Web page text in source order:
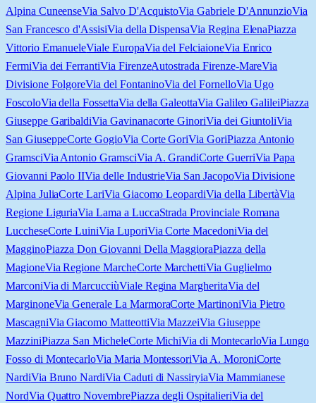
Alpina CuneenseVia Salvo D'AcquistoVia Gabriele D'AnnunzioVia
San Francesco d'AssisiVia della DispensaVia Regina ElenaPiazza
Vittorio EmanueleViale EuropaVia del FelciaioneVia Enrico
FermiVia dei FerrantiVia FirenzeAutostrada Firenze-MareVia
Divisione FolgoreVia del FontaninoVia del FornelloVia Ugo
FoscoloVia della FossettaVia della GaleottaVia Galileo GalileiPiazza
Giuseppe GaribaldiVia Gavinanacorte GinoriVia dei GiuntoliVia
San GiuseppeCorte GogioVia Corte GoriVia GoriPiazza Antonio
GramsciVia Antonio GramsciVia A. GrandiCorte GuerriVia Papa
Giovanni Paolo IIVia delle IndustrieVia San JacopoVia Divisione
Alpina JuliaCorte LariVia Giacomo LeopardiVia della LibertàVia
Regione LiguriaVia Lama a LuccaStrada Provinciale Romana
LuccheseCorte LuiniVia LuporiVia Corte MacedoniVia del
MagginoPiazza Don Giovanni Della MaggioraPiazza della
MagioneVia Regione MarcheCorte MarchettiVia Guglielmo
MarconiVia di MarcucciùViale Regina MargheritaVia del
MarginoneVia Generale La MarmoraCorte MartinoniVia Pietro
MascagniVia Giacomo MatteottiVia MazzeiVia Giuseppe
MazziniPiazza San MicheleCorte MichiVia di MontecarloVia Lungo
Fosso di MontecarloVia Maria MontessoriVia A. MoroniCorte
NardiVia Bruno NardiVia Caduti di NassiryiaVia Mammianese
NordVia Quattro NovembrePiazza degli OspitalieriVia del